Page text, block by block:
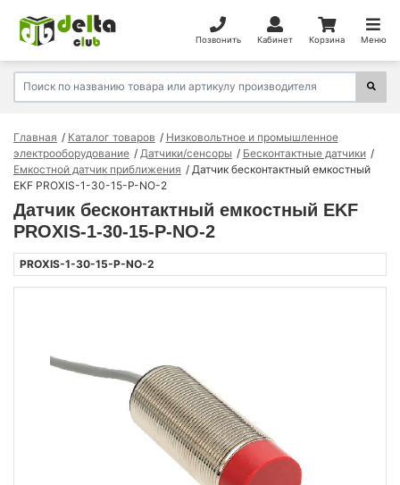
Позвонить Кабинет Корзина Меню
Главная Каталог товаров
Низковольтное и промышленное
электрооборудование
Датчики/сенсоры
Бесконтактные датчики
Емкостной датчик приближения
Датчик бесконтактный емкостный
EKF PROXIS-1-30-15-P-NO-2
Датчик бесконтактный емкостный EKF
PROXIS-1-30-15-P-NO-2
PROXIS-1-30-15-P-NO-2